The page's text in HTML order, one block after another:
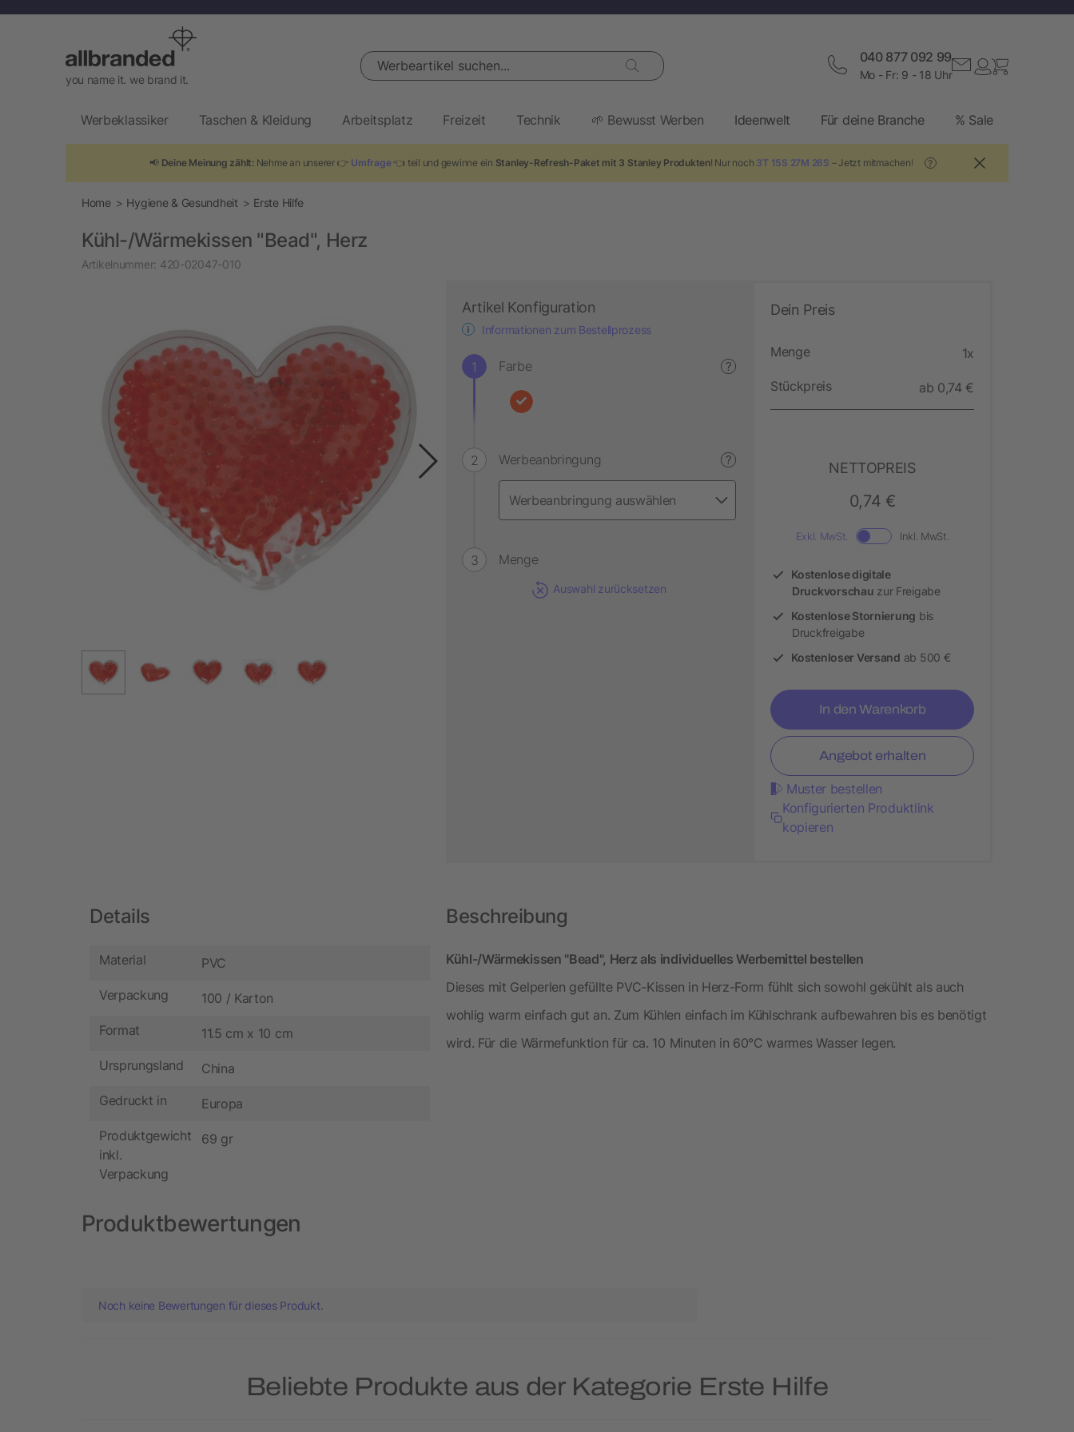
you name it. we brand it.
Werbeartikel suchen... 040 877 092 99
Mo - Fr: 9 - 18 Uhr
Werbeklassiker Taschen & Kleidung Arbeitsplatz Freizeit Technik 🌱 Bewusst Werben Ideenwelt Für deine Branche % Sale
📢 Deine Meinung zählt:Nehme an unserer 👉 Umfrage👈 teil und gewinne ein Stanley-Refresh-Paket mit 3 Stanley Produkten! Nur noch 3T 15S 27M 25S – Jetzt mitmachen! ?
Home Hygiene & Gesundheit Erste Hilfe
Kühl-/Wärmekissen "Bead", Herz
Artikelnummer: 420-02047-010
Artikel Konfiguration
Informationen zum Bestellprozess
Farbe ?
Werbeanbringung ?
Menge
Auswahl zurücksetzen
Dein Preis
Menge 1x
Stückpreis ab 0,74 €
NETTOPREIS
0,74 €
Exkl. MwSt. Inkl. MwSt.
Kostenlose digitale
Druckvorschau zur Freigabe
Kostenlose Stornierung bis
Druckfreigabe
Kostenloser Versand ab 500 €
In den Warenkorb
Angebot erhalten
Muster bestellen
Konfigurierten Produktlink
kopieren
Details
Material PVC
Verpackung 100 / Karton
Format 11.5 cm x 10 cm
Ursprungsland China
Gedruckt in Europa
Produktgewicht
inkl.
Verpackung
69 gr
Beschreibung
Kühl-/Wärmekissen "Bead", Herz als individuelles Werbemittel bestellen
Dieses mit Gelperlen gefüllte PVC-Kissen in Herz-Form fühlt sich sowohl gekühlt als auch
wohlig warm einfach gut an. Zum Kühlen einfach im Kühlschrank aufbewahren bis es benötigt
wird. Für die Wärmefunktion für ca. 10 Minuten in 60°C warmes Wasser legen.
Produktbewertungen
Noch keine Bewertungen für dieses Produkt.
Beliebte Produkte aus der Kategorie Erste Hilfe